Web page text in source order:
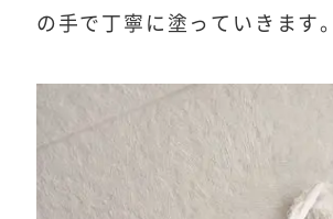
の手で丁寧に塗っていきます。